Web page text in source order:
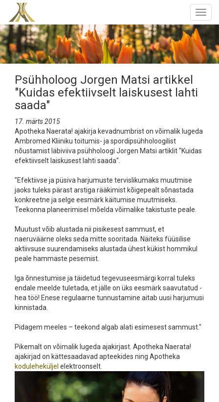
Psühholoog Jorgen Matsi artikkel
"Kuidas efektiivselt laiskusest lahti
saada"
17. märts 2015
Apotheka Naerata! ajakirja kevadnumbrist on võimalik lugeda
Ambromed Kliiniku toitumis- ja spordipsühholoogilist
nõustamist läbiviiva psühholoogi Jorgen Matsi artiklit "Kuidas
efektiivselt laiskusest lahti saada".
"Efektiivse ja püsiva harjumuste tervislikumaks muutmise
jaoks tuleks pärast arstiga rääkimist kõigepealt sõnastada
konkreetne ja selge eesmärk käitumise muutmiseks.
Teekonna planeerimisel mõelda võimalike takistuste peale.
Muutust võib alustada nii pisikesest sammust, et
naeruväärne oleks seda mitte sooritada. Näiteks füüsilise
aktiivsuse suurendamiseks alustada ühest kükist hommikul
peale hammaste pesemist.
Iga õnnestumise ja täidetud tegevuseesmärgi korral tuleks
endale meelde tuletada, et jälle on üks eesmärk saavutatud -
hea töö! Enese regulaarne tunnustamine aitab uusi harjumusi
kinnistada.
Pidagem meeles – teekond algab alati esimesest sammust."
Pikemalt on võimalik lugeda ajakirjast. Apotheka Naerata!
ajakirjad on kättesaadavad apteekides ning Apotheka
koduleheküljel elektroonselt.